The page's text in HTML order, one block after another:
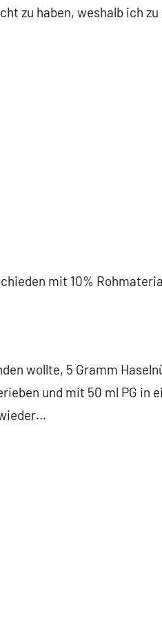
zu haben, weshalb ich
mit 10%
wollte, 5 Gramm
und mit 50 ml PG in